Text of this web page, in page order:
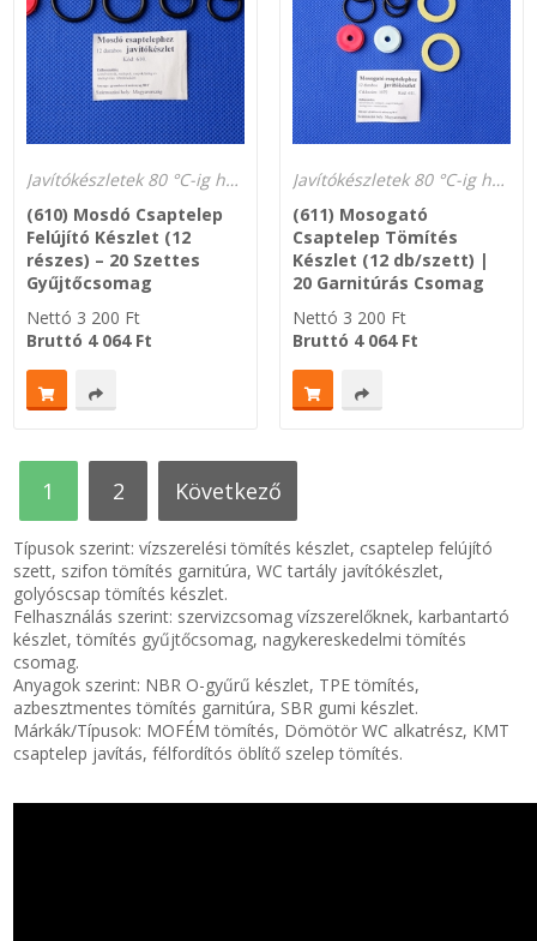
Javítókészletek 80 °C-ig hőálló és gázálló
(610) Mosdó Csaptelep
Felújító Készlet (12
részes) – 20 Szettes
Gyűjtőcsomag
Nettó 3 200 Ft
Bruttó 4 064Ft
Javítókészletek 80 °C-ig hőálló és gázálló
(611) Mosogató
Csaptelep Tömítés
Készlet (12 db/szett) |
20 Garnitúrás Csomag
Nettó 3 200 Ft
Bruttó 4 064Ft
1 2 következő
Típusok szerint: vízszerelési tömítés készlet, csaptelep felújító
szett, szifon tömítés garnitúra, WC tartály javítókészlet,
golyóscsap tömítés készlet.
Felhasználás szerint: szervizcsomag vízszerelőknek, karbantartó
készlet, tömítés gyűjtőcsomag, nagykereskedelmi tömítés
csomag.
Anyagok szerint: NBR O-gyűrű készlet, TPE tömítés,
azbesztmentes tömítés garnitúra, SBR gumi készlet.
Márkák/Típusok: MOFÉM tömítés, Dömötör WC alkatrész, KMT
csaptelep javítás, félfordítós öblítő szelep tömítés.